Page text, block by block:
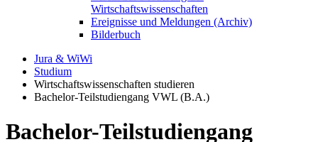
Wirtschaftswissenschaften
Ereignisse und Meldungen (Archiv)
Bilderbuch
Jura & WiWi
Studium
Wirtschaftswissenschaften studieren
Bachelor-Teilstudiengang VWL (B.A.)
Bachelor-Teilstudiengang